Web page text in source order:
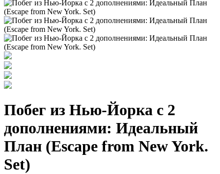
Побег из Нью-Йорка с 2
дополнениями: Идеальный
План (Escape from New York.
Set)